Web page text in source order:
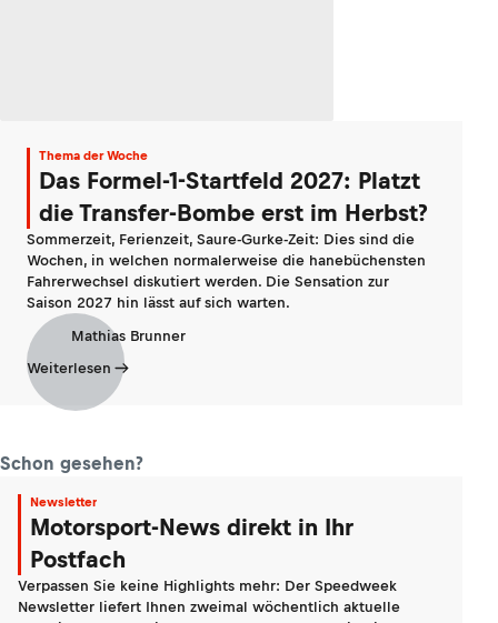
Thema der Woche
Das Formel-1-Startfeld 2027: Platzt
die Transfer-Bombe erst im Herbst?
Sommerzeit, Ferienzeit, Saure-Gurke-Zeit: Dies sind die
Wochen, in welchen normalerweise die hanebüchensten
Fahrerwechsel diskutiert werden. Die Sensation zur
Saison 2027 hin lässt auf sich warten.
Mathias Brunner
Weiterlesen
Schon gesehen?
Newsletter
Motorsport-News direkt in Ihr
Postfach
Verpassen Sie keine Highlights mehr: Der Speedweek
Newsletter liefert Ihnen zweimal wöchentlich aktuelle